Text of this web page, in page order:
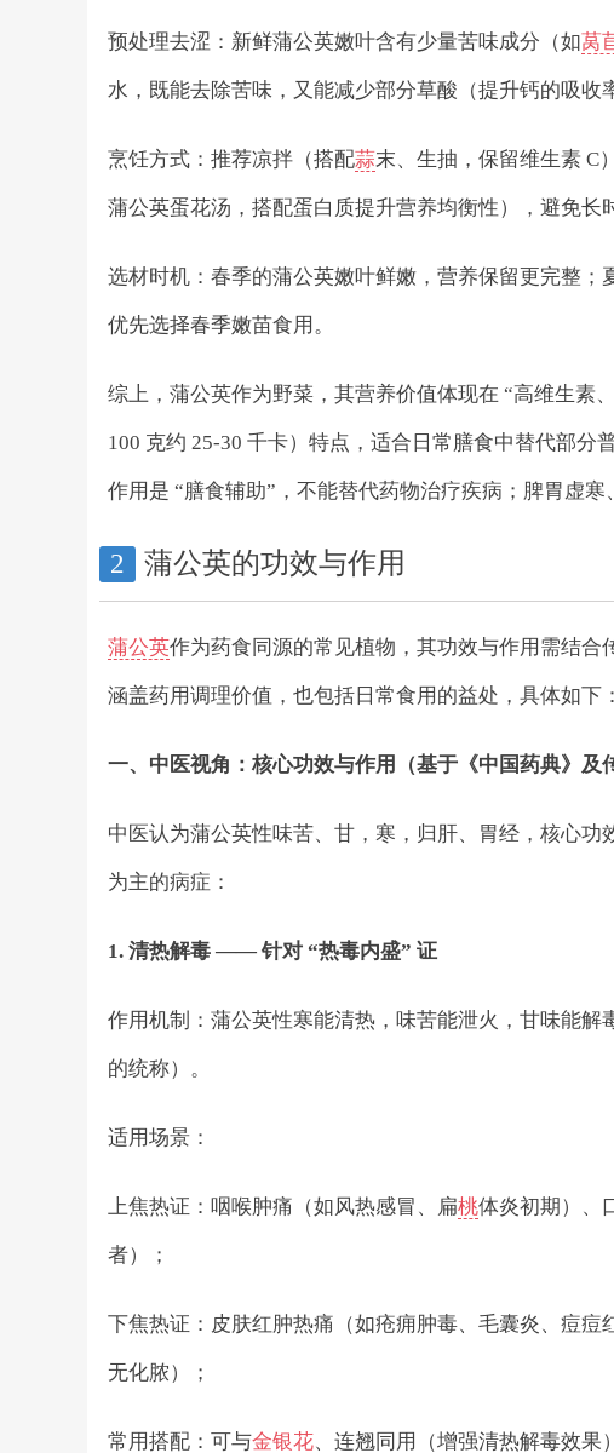
预处理去涩：新鲜蒲公英嫩叶含有少量苦味成分（如莴
水，既能去除苦味，又能减少部分草酸（提升钙的吸收
烹饪方式：推荐凉拌（搭配蒜末、生抽，保留维生素 C
蒲公英蛋花汤，搭配蛋白质提升营养均衡性），避免长
选材时机：春季的蒲公英嫩叶鲜嫩，营养保留更完整
优先选择春季嫩苗食用。
综上，蒲公英作为野菜，其营养价值体现在 “高维生素
100 克约 25-30 千卡）特点，适合日常膳食中替代部
作用是 “膳食辅助”，不能替代药物治疗疾病；脾胃虚寒
2 蒲公英的功效与作用
蒲公英作为药食同源的常见植物，其功效与作用需结
涵盖药用调理价值，也包括日常食用的益处，具体如下：
一、中医视角：核心功效与作用（基于《中国药典》及
中医认为蒲公英性味苦、甘，寒，归肝、胃经，核心功
为主的病症：
1. 清热解毒 —— 针对 “热毒内盛” 证
作用机制：蒲公英性寒能清热，味苦能泄火，甘味能解
的统称）。
适用场景：
上焦热证：咽喉肿痛（如风热感冒、扁桃体炎初期）、
者）；
下焦热证：皮肤红肿热痛（如疮痈肿毒、毛囊炎、痘
无化脓）；
常用搭配：可与金银花、连翘同用（增强清热解毒效果